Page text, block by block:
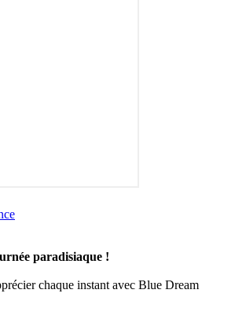
paradisiaque !
chaque instant avec Blue Dream